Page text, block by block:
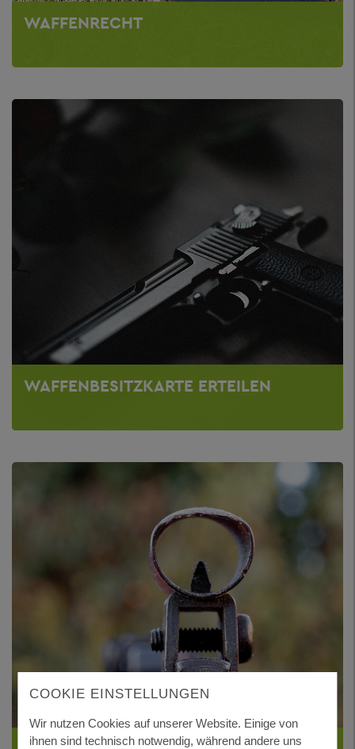
WAFFENRECHT
WAFFENBESITZKARTE ERTEILEN
COOKIE EINSTELLUNGEN
Wir nutzen Cookies auf unserer Website. Einige von
ihnen sind technisch notwendig, während andere uns